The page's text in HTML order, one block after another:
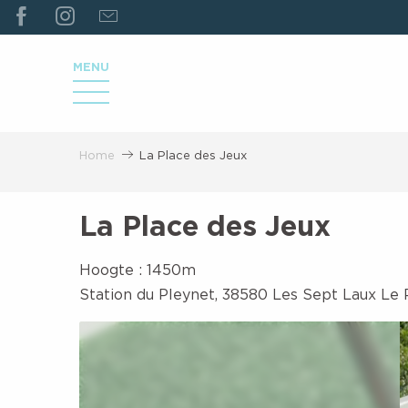
ALLER
AU
PRINCIPAL
MENU
Home La Place des Jeux
La Place des Jeux
Hoogte : 1450m
Station du Pleynet, 38580 Les Sept Laux Le